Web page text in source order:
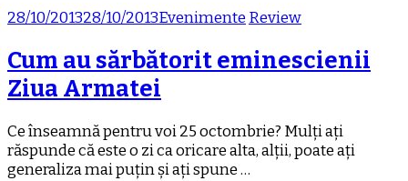
28/10/201328/10/2013Evenimente Review
Cum au sărbătorit eminescienii
Ziua Armatei
Ce înseamnă pentru voi 25 octombrie? Mulți ați
răspunde că este o zi ca oricare alta, alții, poate ați
generaliza mai puțin și ați spune …